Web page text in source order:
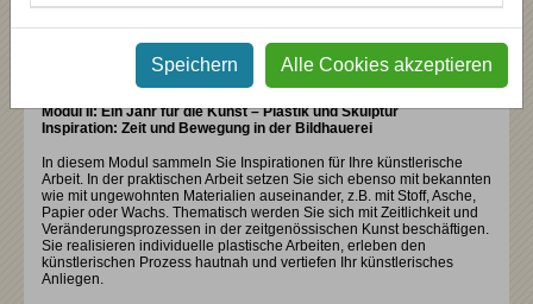
künstlerische Auseinandersetzung. Sie schulen Ihre Wahrnehmung
und reflektieren Ihre künstlerische Praxis. Das »Jahr für die Kunst«
mündet in eine gemeinsame Atelierausstellung.
Modul II: Ein Jahr für die Kunst – Plastik und Skulptur
Inspiration: Zeit und Bewegung in der Bildhauerei
In diesem Modul sammeln Sie Inspirationen für Ihre künstlerische
Arbeit. In der praktischen Arbeit setzen Sie sich ebenso mit bekannten
wie mit ungewohnten Materialien auseinander, z.B. mit Stoff, Asche,
Papier oder Wachs. Thematisch werden Sie sich mit Zeitlichkeit und
Veränderungsprozessen in der zeitgenössischen Kunst beschäftigen.
Sie realisieren individuelle plastische Arbeiten, erleben den
künstlerischen Prozess hautnah und vertiefen Ihr künstlerisches
Anliegen.
Speichern Alle Cookies akzeptieren